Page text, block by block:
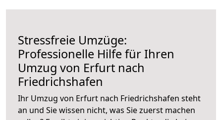
Stressfreie Umzüge:
Professionelle Hilfe für Ihren
Umzug von Erfurt nach
Friedrichshafen
Ihr Umzug von Erfurt nach Friedrichshafen steht
an und Sie wissen nicht, was Sie zuerst machen